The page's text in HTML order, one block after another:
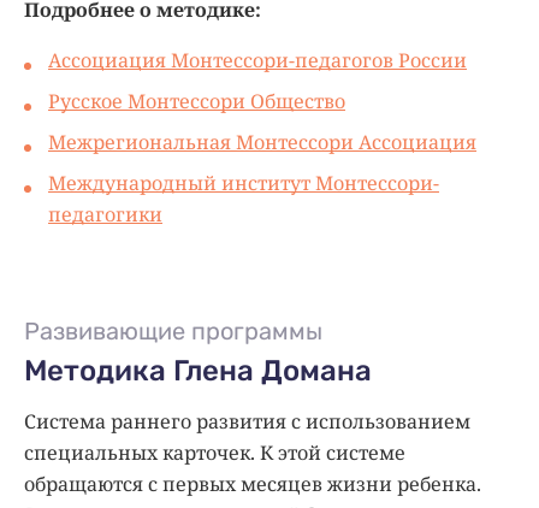
Подробнее о методике:
Ассоциация Монтессори-педагогов России
Русское Монтессори Общество
Межрегиональная Монтессори Ассоциация
Международный институт Монтессори-
педагогики
Развивающие программы
Методика Глена Домана
Система раннего развития с использованием
специальных карточек. К этой системе
обращаются с первых месяцев жизни ребенка.